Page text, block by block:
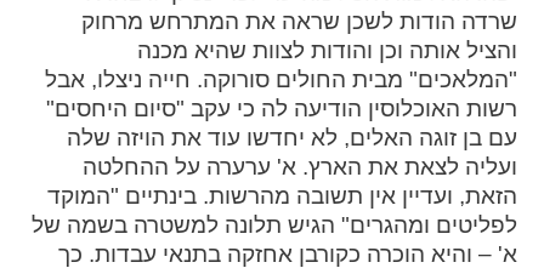
שרדה הודות לשכן שראה את המתרחש מרחוק
והציל אותה וכן והודות לצוות שהיא מכנה
"המלאכים" מבית החולים סורוקה. חייה ניצלו, אבל
רשות האוכלוסין הודיעה לה כי עקב "סיום היחסים"
עם בן זוגה האלים, לא יחדשו עוד את הויזה שלה
ועליה לצאת את הארץ. א' ערערה על ההחלטה
הזאת, ועדיין אין תשובה מהרשות. בינתיים "המוקד
לפליטים ומהגרים" הגיש תלונה למשטרה בשמה של
א' – והיא הוכרה כקורבן אחזקה בתנאי עבדות. כך